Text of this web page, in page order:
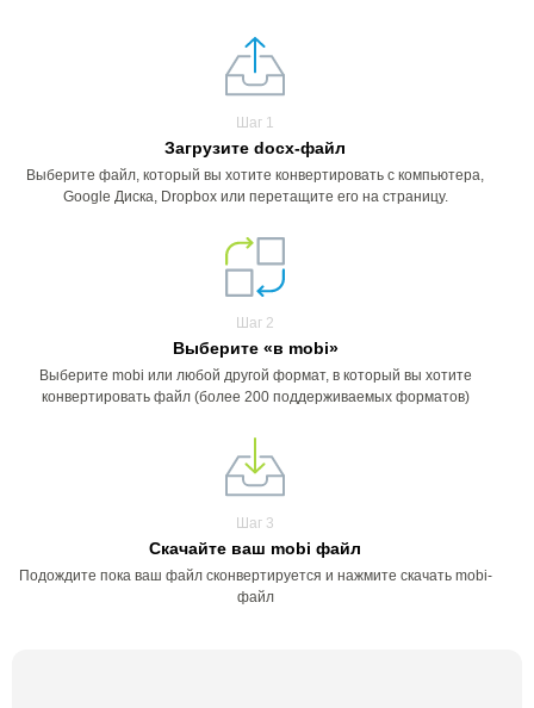
Шаг 1
Загрузите docx-файл
Выберите файл, который вы хотите конвертировать с компьютера,
Google Диска, Dropbox или перетащите его на страницу.
Шаг 2
Выберите «в mobi»
Выберите mobi или любой другой формат, в который вы хотите
конвертировать файл (более 200 поддерживаемых форматов)
Шаг 3
Скачайте ваш mobi файл
Подождите пока ваш файл сконвертируется и нажмите скачать mobi-
файл